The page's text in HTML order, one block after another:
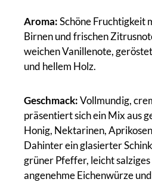
Aroma:Schöne Fruchtigkeit
Birnen und frischen
weichen Vanillenote,
und hellem Holz.
Geschmack:Vollmundig,
präsentiert sich ein Mix aus
Honig, Nektarinen,
Dahinter ein glasierter
grüner Pfeffer, leicht
angenehme Eichenwürze